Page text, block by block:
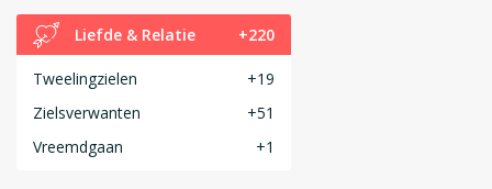
Liefde & Relatie +220
Tweelingzielen
+19
Zielsverwanten
+51
Vreemdgaan
+1